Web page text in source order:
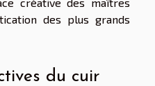
des plus grands
du cuir